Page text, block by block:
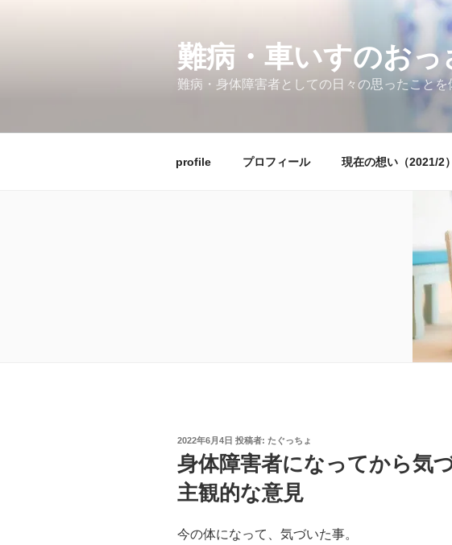
難病・車いすの
難病・身体障害者としての日々の思ったことを
profile プロフィール 現在の想い（2021/2）
投
日:
2022年6月4日 投稿者: たぐっちょ
身体障害者になってから気
主観的な意見
今の体になって、気づいた事。